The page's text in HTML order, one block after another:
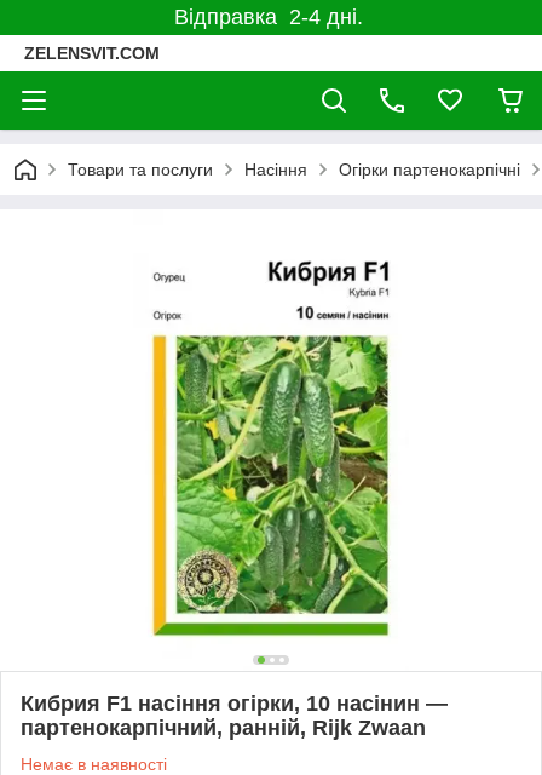
Відправка 2-4 дні.
ZELENSVIT.COM
Товари та послуги Насіння Огірки партенокарпічні
Кибрия F1 насіння огірки, 10 насінин —
партенокарпічний, ранній, Rijk Zwaan
Немає в наявності